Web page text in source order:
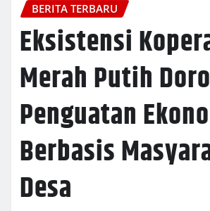
BERITA TERBARU
Eksistensi
Merah Putih
Penguatan
Berbasis
Desa